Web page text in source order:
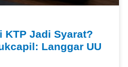
KTP Jadi Syarat?
Langgar UU